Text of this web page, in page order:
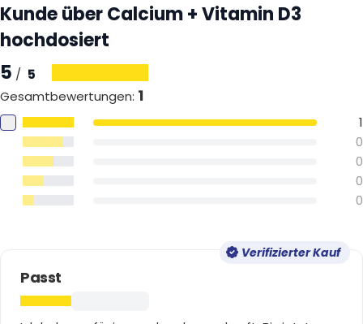
Kunde über Calcium + Vitamin D3
hochdosiert
5 / 5
Gesamtbewertungen: 1
1
0
0
0
0
Verifizierter Kauf
Passt